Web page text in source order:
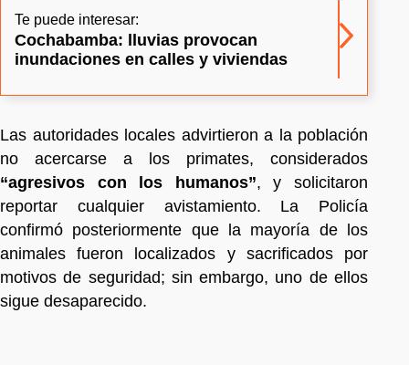
Te puede interesar:
Cochabamba: lluvias provocan
inundaciones en calles y viviendas
Las autoridades locales advirtieron a la población
no acercarse a los primates, considerados
“agresivos con los humanos”, y solicitaron
reportar cualquier avistamiento. La Policía
confirmó posteriormente que la mayoría de los
animales fueron localizados y sacrificados por
motivos de seguridad; sin embargo, uno de ellos
sigue desaparecido.